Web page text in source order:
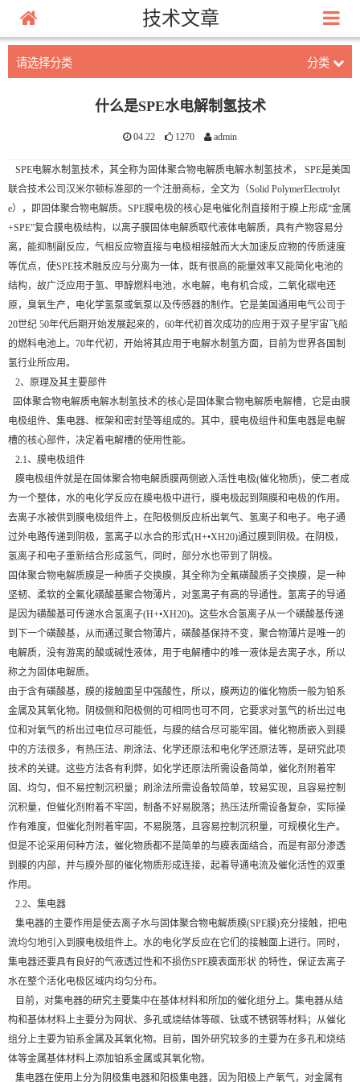
技术文章
请选择分类 分类
什么是SPE水电解制氢技术
04.22 1270 admin
SPE电解水制氢技术，其全称为固体聚合物电解质电解水制氢技术， SPE是美国
联合技术公司汉米尔顿标准部的一个注册商标，全文为（Solid PolymerElectrolyt
e），即固体聚合物电解质。SPE膜电极的核心是电催化剂直接附于膜上形成“金属
+SPE”复合膜电极结构，以离子膜固体电解质取代液体电解质，具有产物容易分
离，能抑制副反应，气相反应物直接与电极相接触而大大加速反应物的传质速度
等优点，使SPE技术融反应与分离为一体，既有很高的能量效率又能简化电池的
结构，故广泛应用于氢、甲醇燃料电池，水电解，电有机合成，二氧化碳电还
原，臭氧生产，电化学氢泵或氧泵以及传感器的制作。它是美国通用电气公司于
20世纪 50年代后期开始发展起来的，60年代初首次成功的应用于双子星宇宙飞船
的燃料电池上。70年代初，开始将其应用于电解水制氢方面，目前为世界各国制
氢行业所应用。
2、原理及其主要部件
固体聚合物电解质电解水制氢技术的核心是固体聚合物电解质电解槽，它是由膜
电极组件、集电器、框架和密封垫等组成的。其中，膜电极组件和集电器是电解
槽的核心部件，决定着电解槽的使用性能。
2.1、膜电极组件
膜电极组件就是在固体聚合物电解质膜两侧嵌入活性电极(催化物质)，使二者成
为一个整体，水的电化学反应在膜电极中进行，膜电极起到隔膜和电极的作用。
去离子水被供到膜电极组件上，在阳极侧反应析出氧气、氢离子和电子。电子通
过外电路传递到阴极，氢离子以水合的形式(H+•XH20)通过膜到阴极。在阴极，
氢离子和电子重新结合形成氢气，同时，部分水也带到了阴极。
固体聚合物电解质膜是一种质子交换膜，其全称为全氟磺酸质子交换膜，是一种
坚韧、柔软的全氟化磺酸基聚合物薄片，对氢离子有高的导通性。氢离子的导通
是因为磺酸基可传递水合氢离子(H+•XH20)。这些水合氢离子从一个磺酸基传递
到下一个磺酸基，从而通过聚合物薄片，磺酸基保持不变，聚合物薄片是唯一的
电解质，没有游离的酸或碱性液体，用于电解槽中的唯一液体是去离子水，所以
称之为固体电解质。
由于含有磺酸基，膜的接触面呈中强酸性，所以，膜两边的催化物质一般为铂系
金属及其氧化物。阴极侧和阳极侧的可相同也可不同，它要求对氢气的析出过电
位和对氧气的析出过电位尽可能低，与膜的结合尽可能牢固。催化物质嵌入到膜
中的方法很多，有热压法、刷涂法、化学还原法和电化学还原法等，是研究此项
技术的关键。这些方法各有利弊，如化学还原法所需设备简单，催化剂附着牢
固、均匀，但不易控制沉积量；刷涂法所需设备较简单，较易实现，且容易控制
沉积量，但催化剂附着不牢固，制备不好易脱落；热压法所需设备复杂，实际操
作有难度，但催化剂附着牢固，不易脱落，且容易控制沉积量，可规模化生产。
但是不论采用何种方法，催化物质都不是简单的与膜表面结合，而是有部分渗透
到膜的内部，并与膜外部的催化物质形成连接，起着导通电流及催化活性的双重
作用。
2.2、集电器
集电器的主要作用是使去离子水与固体聚合物电解质膜(SPE膜)充分接触，把电
流均匀地引入到膜电极组件上。水的电化学反应在它们的接触面上进行。同时，
集电器还要具有良好的气液透过性和不损伤SPE膜表面形状 的特性，保证去离子
水在整个活化电极区域内均匀分布。
目前，对集电器的研究主要集中在基体材料和所加的催化组分上。集电器从结
构和基体材料上主要分为网状、多孔或烧结体等碳、钛或不锈钢等材料；从催化
组分上主要为铂系金属及其氧化物。目前，国外研究较多的主要为在多孔和烧结
体等金属基体材料上添加铂系金属或其氧化物。
集电器在使用上分为阴极集电器和阳极集电器，因为阳极上产氧气，对金属有